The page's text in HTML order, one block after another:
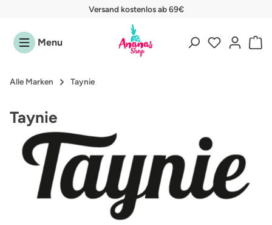
Zum Hauptinhalt springenVersand kostenlos ab 69€
Menu
Alle Marken Taynie
Taynie